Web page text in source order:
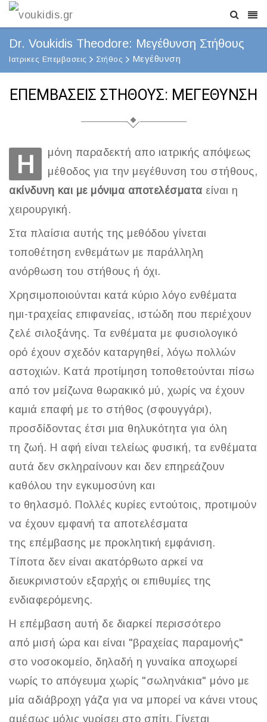
Dr. Voukidis Theodore: Μεγέθυνση Στήθους
Ιατρικες Επεμβασεις Στήθος Μεγέθυνση
ΕΠΕΜΒΑΣΕΙΣ ΣΤΗΘΟΥΣ: ΜΕΓΕΘΥΝΣΗ
Η
μόνη παραδεκτή απο ιατρικής απόψεως
μέθοδος για την μεγέθυνση του στήθους,
ακίνδυνη και με μόνιμα αποτελέσματα είναι η
χειρουργική.
Στα πλαίσια αυτής της μεθόδου γίνεται
τοποθέτηση ενθεμάτων με παράλληλη
ανόρθωση του στήθους ή όχι.
Χρησιμοποιούνται κατά κύριο λόγο ενθέματα
ημι-τραχείας επιφανείας, ιστώδη που περιέχουν
ζελέ σιλοξάνης. Τα ενθέματα με φυσιολογικό
ορό έχουν σχεδόν καταργηθεί, λόγω πολλών
αστοχιών. Κατά προτίμηση τοποθετούνται πίσω
από τον μείζωνα θωρακικό μύ, χωρίς να έχουν
καμιά επαφή με το στήθος (σφουγγάρι),
προσδίδοντας έτσι μια θηλυκότητα για όλη
τη ζωή. Η αφή είναι τελείως φυσική, τα ενθέματα
αυτά δεν σκληραίνουν και δεν επηρεάζουν
καθόλου την εγκυμοσύνη και
το θηλασμό. Πολλές κυρίες εντούτοις, προτιμούν
να έχουν εμφανή τα αποτελέσματα
της επέμβασης με προκλητική εμφάνιση.
Τίποτα δεν είναι ακατόρθωτο αρκεί να
διευκρινιστούν εξαρχής οι επιθυμίες της
ενδιαφερόμενης.
Η επέμβαση αυτή δε διαρκεί περισσότερο
από μισή ώρα και είναι "βραχείας παραμονής"
στο νοσοκομείο, δηλαδή η γυναίκα αποχωρεί
νωρίς το απόγευμα χωρίς "σωληνάκια" μόνο με
μία αδιάβροχη γάζα για να μπορεί να κάνει ντους
αμέσως μόλις γυρίσει στο σπίτι. Γίνεται